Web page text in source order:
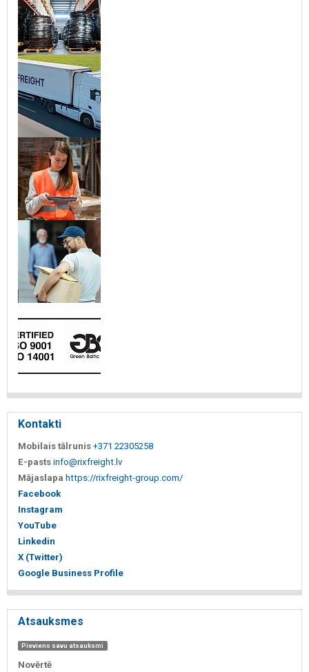
Kontakti
Mobilais tālrunis +371 22305258
E-pasts info@rixfreight.lv
Mājaslapa https://rixfreight-group.com/
Facebook
Instagram
YouTube
Linkedin
X (Twitter)
Google Business Profile
Atsauksmes
Pievieno savu atsauksmi
Novērtē